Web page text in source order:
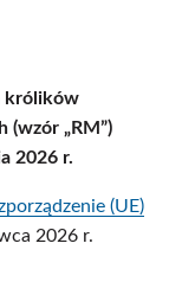
królików
„RM”)
2026 r.
(UE)
2026 r.